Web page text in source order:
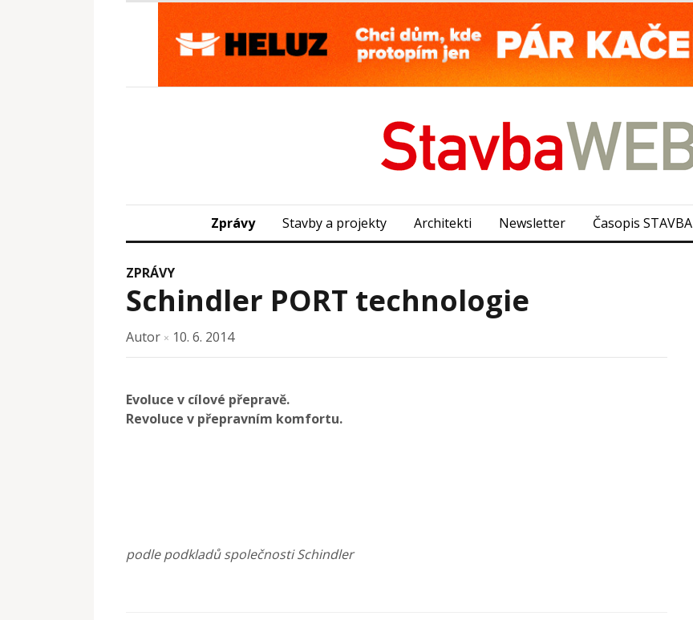
Zprávy Stavby a projekty Architekti Newsletter Časopis STAVBA
ZPRÁVY
Schindler PORT technologie
Autor × 10. 6. 2014
Evoluce v cílové přepravě.
Revoluce v přepravním komfortu.
podle podkladů společnosti Schindler